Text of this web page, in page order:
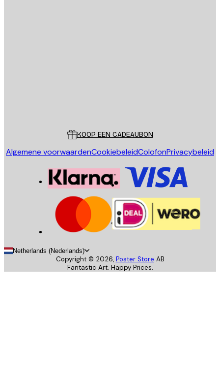
KOOP EEN CADEAUBON
Algemene voorwaardenCookiebeleidColofonPrivacybeleid
Netherlands (Nederlands)
Copyright © 2026, Poster Store AB
Fantastic Art. Happy Prices.